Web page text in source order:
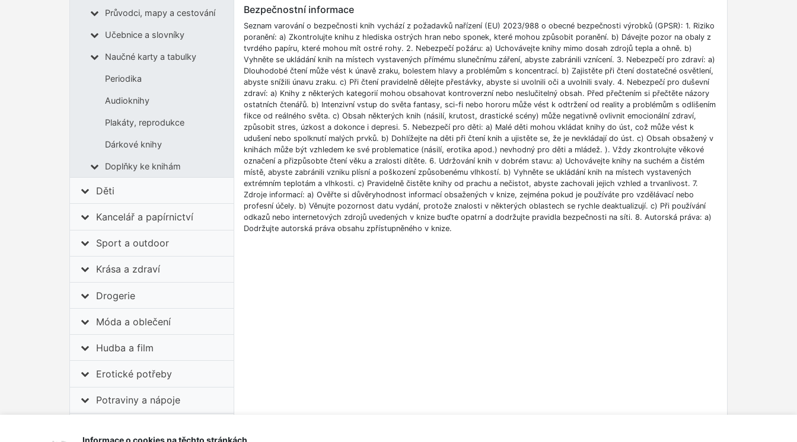
Průvodci, mapy a cestování
Učebnice a slovníky
Naučné karty a tabulky
Periodika
Audioknihy
Plakáty, reprodukce
Dárkové knihy
Doplňky ke knihám
Děti
Kancelář a papírnictví
Sport a outdoor
Krása a zdraví
Drogerie
Móda a oblečení
Hudba a film
Erotické potřeby
Potraviny a nápoje
Bezpečnostní informace
Seznam varování o bezpečnosti knih vychází z požadavků nařízení (EU) 2023/988 o obecné bezpečnosti výrobků (GPSR): 1. Riziko
poranění: a) Zkontrolujte knihu z hlediska ostrých hran nebo sponek, které mohou způsobit poranění. b) Dávejte pozor na obaly z
tvrdého papíru, které mohou mít ostré rohy. 2. Nebezpečí požáru: a) Uchovávejte knihy mimo dosah zdrojů tepla a ohně. b)
Vyhněte se ukládání knih na místech vystavených přímému slunečnímu záření, abyste zabránili vznícení. 3. Nebezpečí pro zdraví: a)
Dlouhodobé čtení může vést k únavě zraku, bolestem hlavy a problémům s koncentrací. b) Zajistěte při čtení dostatečné osvětlení,
abyste snížili únavu zraku. c) Při čtení pravidelně dělejte přestávky, abyste si uvolnili oči a uvolnili svaly. 4. Nebezpečí pro duševní
zdraví: a) Knihy z některých kategorií mohou obsahovat kontroverzní nebo neslučitelný obsah. Před přečtením si přečtěte názory
ostatních čtenářů. b) Intenzivní vstup do světa fantasy, sci-fi nebo hororu může vést k odtržení od reality a problémům s odlišením
fikce od reálného světa. c) Obsah některých knih (násilí, krutost, drastické scény) může negativně ovlivnit emocionální zdraví,
způsobit stres, úzkost a dokonce i depresi. 5. Nebezpečí pro děti: a) Malé děti mohou vkládat knihy do úst, což může vést k
udušení nebo spolknutí malých prvků. b) Dohlížejte na děti při čtení knih a ujistěte se, že je nevkládají do úst. c) Obsah obsažený v
knihách může být vzhledem ke své problematice (násilí, erotika apod.) nevhodný pro děti a mládež. ). Vždy zkontrolujte věkové
označení a přizpůsobte čtení věku a zralosti dítěte. 6. Udržování knih v dobrém stavu: a) Uchovávejte knihy na suchém a čistém
místě, abyste zabránili vzniku plísní a poškození způsobenému vlhkostí. b) Vyhněte se ukládání knih na místech vystavených
extrémním teplotám a vlhkosti. c) Pravidelně čistěte knihy od prachu a nečistot, abyste zachovali jejich vzhled a trvanlivost. 7.
Zdroje informací: a) Ověřte si důvěryhodnost informací obsažených v knize, zejména pokud je používáte pro vzdělávací nebo
profesní účely. b) Věnujte pozornost datu vydání, protože znalosti v některých oblastech se rychle deaktualizují. c) Při používání
odkazů nebo internetových zdrojů uvedených v knize buďte opatrní a dodržujte pravidla bezpečnosti na síti. 8. Autorská práva: a)
Dodržujte autorská práva obsahu zpřístupněného v knize.
Informace o cookies na těchto stránkách